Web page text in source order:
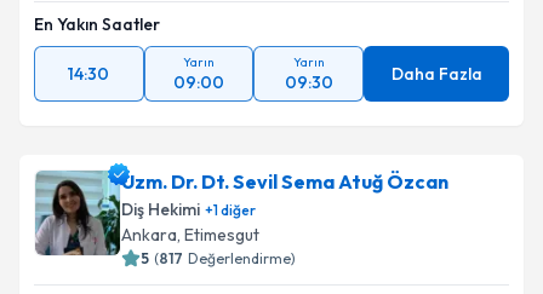
En Yakın Saatler
14:30
Yarın
09:00
Yarın
09:30 Daha Fazla
Uzm. Dr. Dt. Sevil Sema Atuğ Özcan
Diş Hekimi +1diğer
Ankara, Etimesgut
5 (817 Değerlendirme)